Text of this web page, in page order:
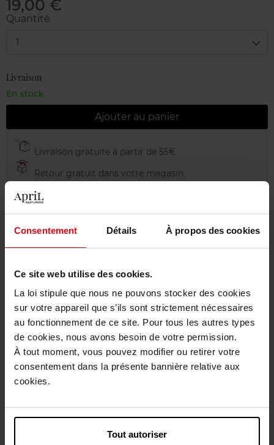
Consentement Détails À propos des cookies
Ce site web utilise des cookies.
La loi stipule que nous ne pouvons stocker des cookies
sur votre appareil que s’ils sont strictement nécessaires
au fonctionnement de ce site. Pour tous les autres types
de cookies, nous avons besoin de votre permission.
À tout moment, vous pouvez modifier ou retirer votre
consentement dans la présente bannière relative aux
cookies.
Tout autoriser
19,00 €
Quantité
1
Livraison
En stock
Ajouter au panier
Livraison gratuite à partir de 55€
Retour gratuit dans votre magasin
Emballage cadeau offert
Conseil d'utilisation
Caractéristiques
Vous aimerez peut-être